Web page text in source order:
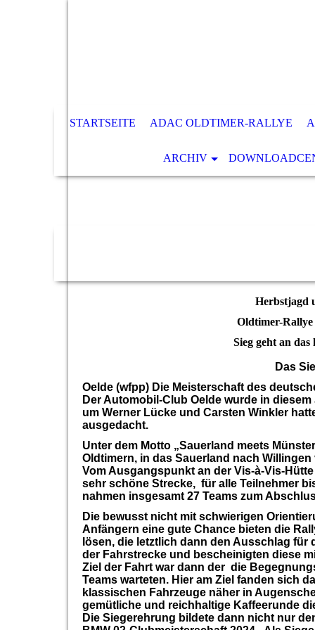
STARTSEITE ADAC OLDTIMER-RALLYE
ARCHIV
Herbstjagd
Oldtimer-
Sieg geht an
Das
Oelde (wfpp) Die Meisterschaft des
Der Automobil-Club Oelde wurde in
um Werner Lücke und Carsten Winkler
ausgedacht.
Unter dem Motto „Sauerland meets
Oldtimern, in das Sauerland nach Willingen
Vom Ausgangspunkt an der Vis-à-Vis-
sehr schöne Strecke, für alle Teilnehmer
nahmen insgesamt 27 Teams zum
Die bewusst nicht mit schwierigen
Anfängern eine gute Chance bieten die
lösen, die letztlich dann den Ausschlag
der Fahrstrecke und bescheinigten diese
Ziel der Fahrt war dann der die
Teams warteten. Hier am Ziel fanden sich
klassischen Fahrzeuge näher in
gemütliche und reichhaltige Kaffeerunde
Die Siegerehrung bildete dann nicht nur